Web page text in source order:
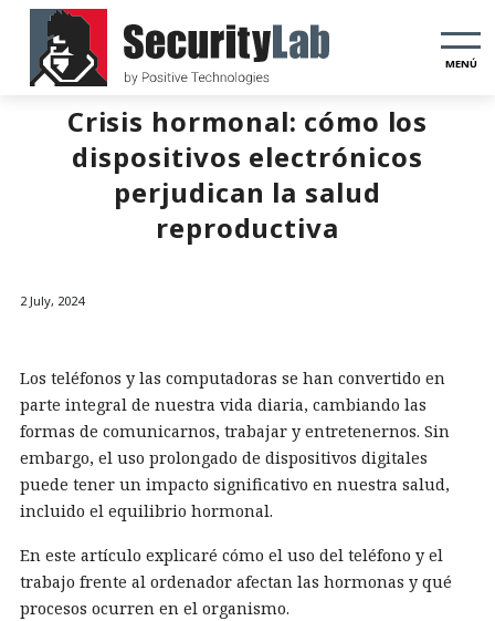
MENÚ
Crisis hormonal: cómo los
dispositivos electrónicos
perjudican la salud
reproductiva
2 July, 2024
Los teléfonos y las computadoras se han convertido en
parte integral de nuestra vida diaria, cambiando las
formas de comunicarnos, trabajar y entretenernos. Sin
embargo, el uso prolongado de dispositivos digitales
puede tener un impacto significativo en nuestra salud,
incluido el equilibrio hormonal.
En este artículo explicaré cómo el uso del teléfono y el
trabajo frente al ordenador afectan las hormonas y qué
procesos ocurren en el organismo.